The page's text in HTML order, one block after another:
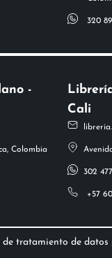
320
-
Colombia
Cali
+57
tratamiento de datos